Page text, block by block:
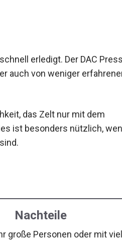
erledigt. Der DAC
der auch von weniger
das Zelt nur mit dem
ist besonders nützlich,
sind.
Nachteile
große Personen oder mit viel